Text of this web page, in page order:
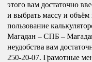
этого вам достаточно
и выбрать массу и объём
пользование
Магадан – СПБ –
неудобства вам
250-20-07. Грамотные